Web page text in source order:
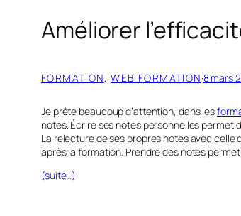
Améliorer
FORMATION, WEB FORMATION·8 mars
Je prête beaucoup d’attention, dans les
notes. Écrire ses notes personnelles permet
La relecture de ses propres notes avec celle
après la formation. Prendre des notes
(suite…)